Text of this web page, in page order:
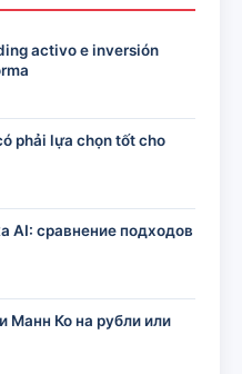
activo e inversión
phải lựa chọn tốt cho
AI: сравнение подходов
Манн Ко на рубли или